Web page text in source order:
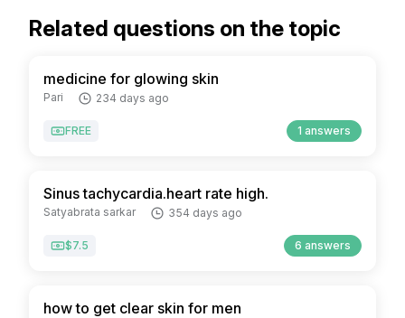
Related questions on the topic
medicine for glowing skin
Pari 234 days ago
FREE 1 answers
Sinus tachycardia.heart rate high.
Satyabrata sarkar 354 days ago
$7.5 6 answers
how to get clear skin for men